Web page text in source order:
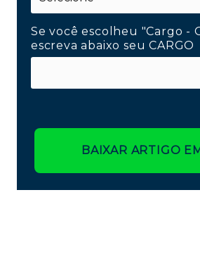
Se você escolheu "Cargo -
escreva abaixo seu CARGO
BAIXAR ARTIGO